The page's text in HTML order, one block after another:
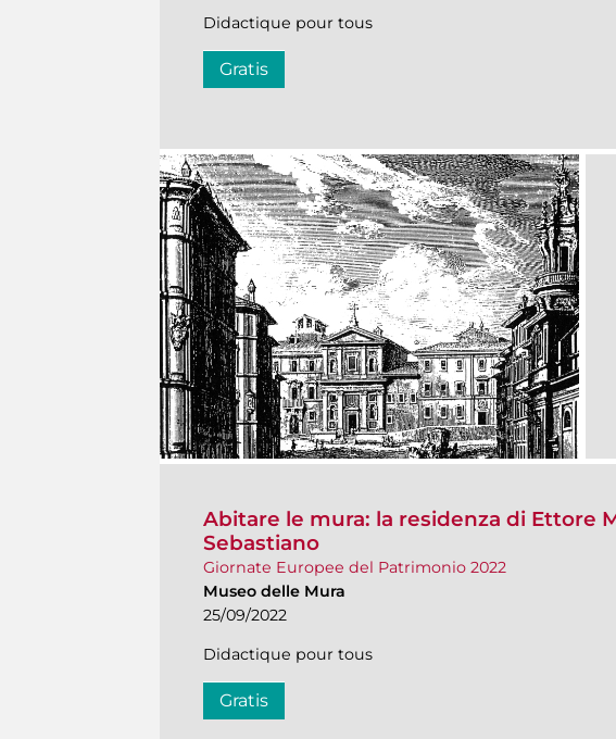
Didactique pour tous
Gratis
Abitare le mura: la residenza di Ettore
Sebastiano
Giornate Europee del Patrimonio 2022
Museo delle Mura
25/09/2022
Didactique pour tous
Gratis